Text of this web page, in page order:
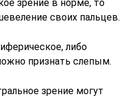
зрение в норме, то
своих пальцев.
либо
признать слепым.
зрение могут